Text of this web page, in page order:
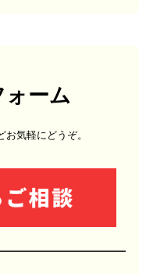
ォーム
気軽にどうぞ。